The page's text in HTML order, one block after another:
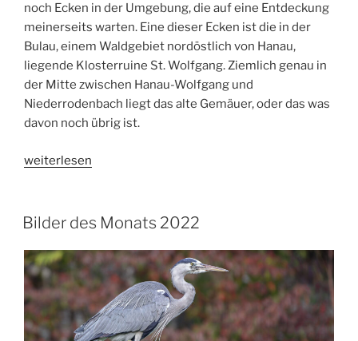
noch Ecken in der Umgebung, die auf eine Entdeckung
meinerseits warten. Eine dieser Ecken ist die in der
Bulau, einem Waldgebiet nordöstlich von Hanau,
liegende Klosterruine St. Wolfgang. Ziemlich genau in
der Mitte zwischen Hanau-Wolfgang und
Niederrodenbach liegt das alte Gemäuer, oder das was
davon noch übrig ist.
„Klosterruine
bei
weiterlesen
Bilder des Monats 2022